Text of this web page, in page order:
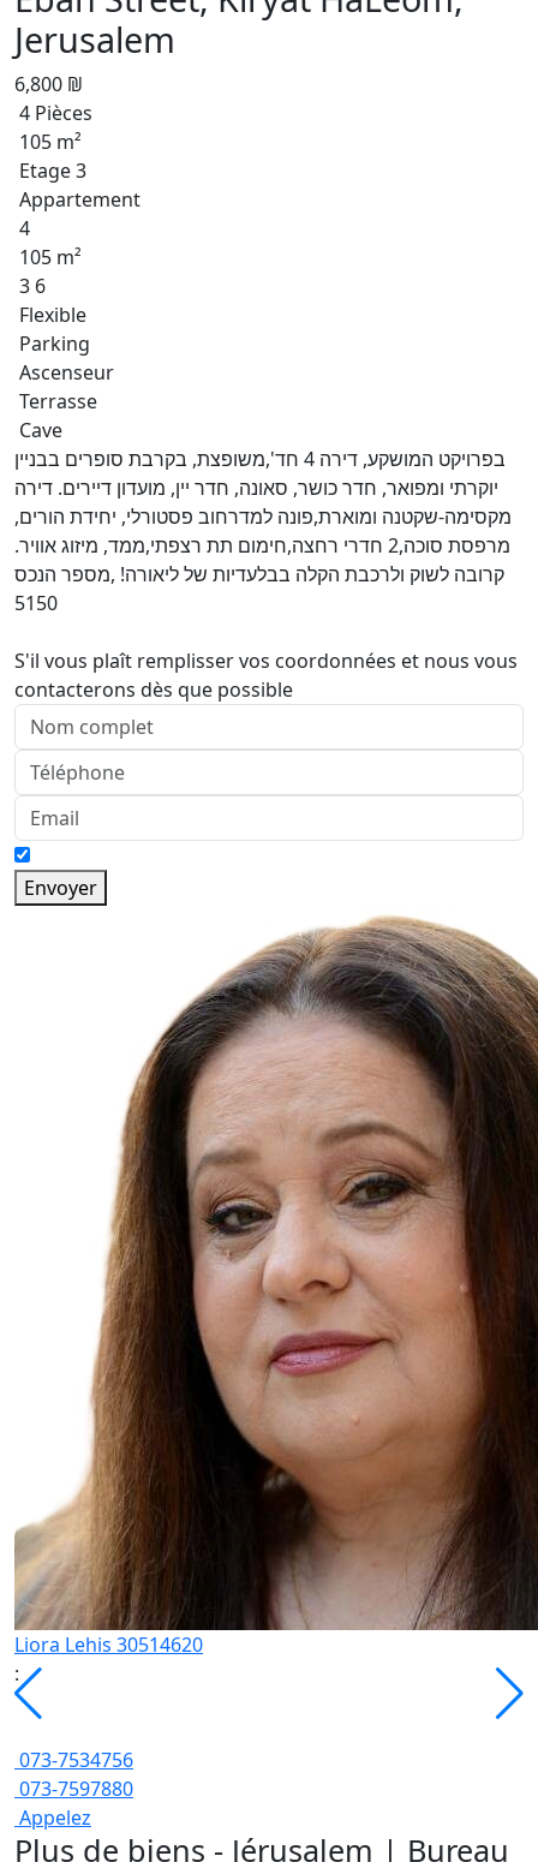
Jerusalem
6,800 ₪
4 Pièces
105 m²
Etage 3
Appartement
4
105 m²
3 6
Flexible
Parking
Ascenseur
Terrasse
Cave
בפרויקט המושקע, דירה 4 חד',משופצת, בקרבת סופרים בבניין
יוקרתי ומפואר, חדר כושר, סאונה, חדר יין, מועדון דיירים. דירה
מקסימה-שקטנה ומוארת,פונה למדרחוב פסטורלי, יחידת הורים,
מרפסת סוכה,2 חדרי רחצה,חימום תת רצפתי,ממד, מיזוג אוויר.
קרובה לשוק ולרכבת הקלה בבלעדיות של ליאורה! ,מספר הנכס
5150
S'il vous plaît remplisser vos coordonnées et nous vous
contacterons dès que possible
Envoyer
Liora Lehis 30514620
:
073-7534756
073-7597880
Appelez
Plus de biens - Jérusalem | Bureau